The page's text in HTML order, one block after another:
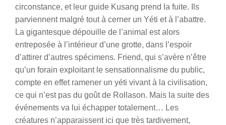
circonstance, et leur guide Kusang prend la fuite. Ils
parviennent malgré tout à cerner un Yéti et à l’abattre.
La gigantesque dépouille de l’animal est alors
entreposée à l’intérieur d’une grotte, dans l’espoir
d’attirer d’autres spécimens. Friend, qui s’avère n’être
qu’un forain exploitant le sensationnalisme du public,
compte en effet ramener un yéti vivant à la civilisation,
ce qui n’est pas du goût de Rollason. Mais la suite des
événements va lui échapper totalement… Les
créatures n’apparaissent ici que très tardivement,